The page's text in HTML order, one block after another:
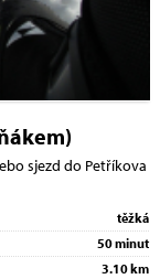
sjezd do Petříkova
těžká
50 minut
3.10 km